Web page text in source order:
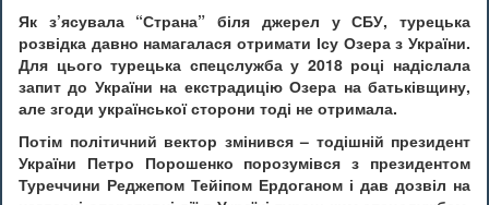
Як з’ясувала “Страна” біля джерел у СБУ, турецька
розвідка давно намагалася отримати Ісу Озера з України.
Для цього турецька спецслужба у 2018 році надіслала
запит до України на екстрадицію Озера на батьківщину,
але згоди української сторони тоді не отримала.
Потім політичний вектор змінився – тодішній президент
України Петро Порошенко порозумівся з президентом
Туреччини Реджепом Тейіпом Ердоганом і дав дозвіл на